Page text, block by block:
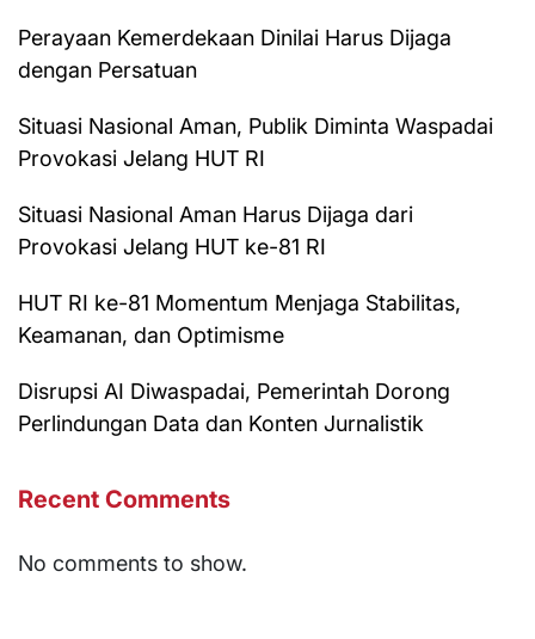
Perayaan Kemerdekaan Dinilai Harus Dijaga
dengan Persatuan
Situasi Nasional Aman, Publik Diminta Waspadai
Provokasi Jelang HUT RI
Situasi Nasional Aman Harus Dijaga dari
Provokasi Jelang HUT ke-81 RI
HUT RI ke-81 Momentum Menjaga Stabilitas,
Keamanan, dan Optimisme
Disrupsi AI Diwaspadai, Pemerintah Dorong
Perlindungan Data dan Konten Jurnalistik
Recent Comments
No comments to show.